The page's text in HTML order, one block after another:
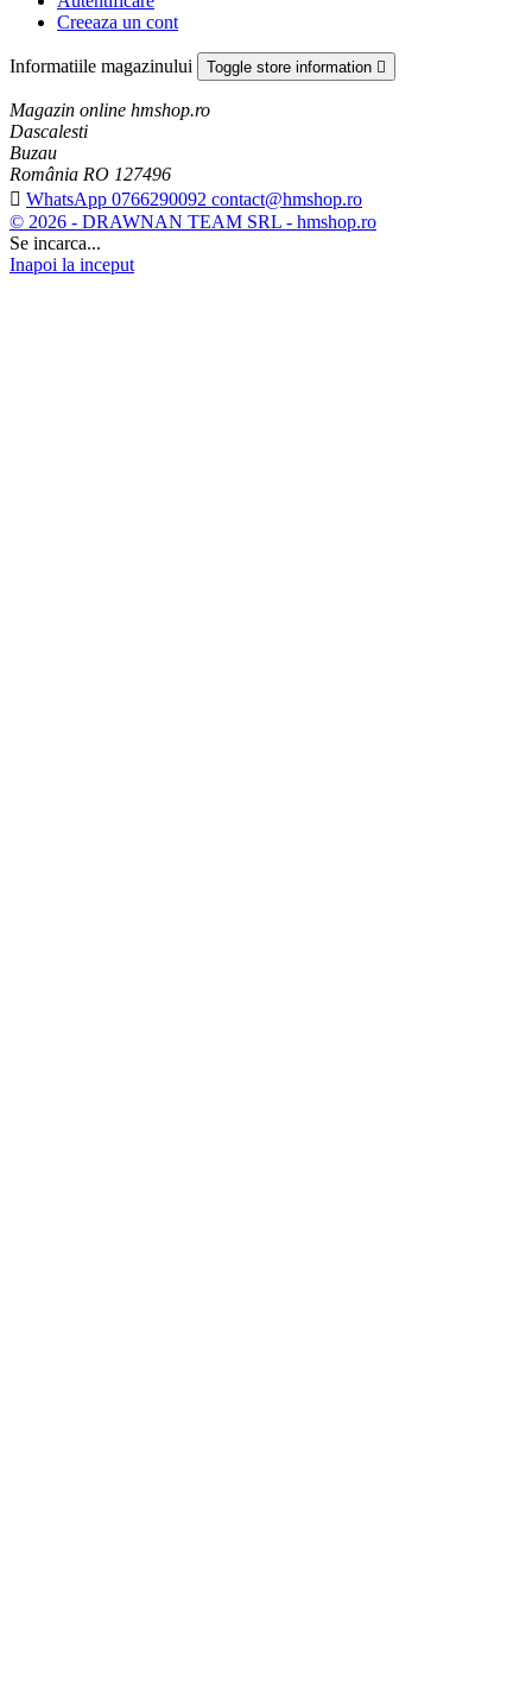
Creeaza un cont
Informatiile magazinului Toggle store information 
Magazin online hmshop.ro
Dascalesti
Buzau
România RO 127496
 WhatsApp 0766290092 contact@hmshop.ro
© 2026 - DRAWNAN TEAM SRL - hmshop.ro
Se incarca...
Inapoi la inceput